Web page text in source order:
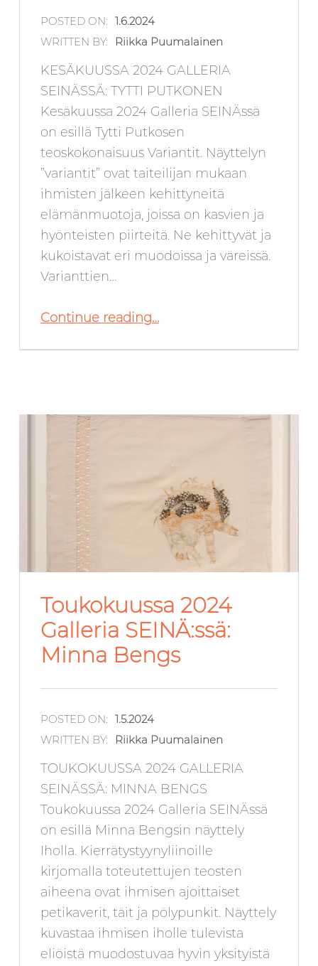
POSTED ON:
1.6.2024
WRITTEN BY:
Riikka Puumalainen
KESÄKUUSSA 2024 GALLERIA
SEINÄSSÄ: TYTTI PUTKONEN
Kesäkuussa 2024 Galleria SEINÄssä
on esillä Tytti Putkosen
teoskokonaisuus Variantit. Näyttelyn
”variantit” ovat taiteilijan mukaan
ihmisten jälkeen kehittyneitä
elämänmuotoja, joissa on kasvien ja
hyönteisten piirteitä. Ne kehittyvät ja
kukoistavat eri muodoissa ja väreissä.
Varianttien…
Continue reading“Kesäkuussa 2024 Galleria SEINÄ:ssä: Tytti Putkonen”
…
Toukokuussa 2024
Galleria SEINÄ:ssä:
Minna Bengs
POSTED ON:
1.5.2024
WRITTEN BY:
Riikka Puumalainen
TOUKOKUUSSA 2024 GALLERIA
SEINÄSSÄ: MINNA BENGS
Toukokuussa 2024 Galleria SEINÄssä
on esillä Minna Bengsin näyttely
Iholla. Kierrätystyynyliinoille
kirjomalla toteutettujen teosten
aiheena ovat ihmisen ajoittaiset
petikaverit, täit ja pölypunkit. Näyttely
kuvastaa ihmisen iholle tulevista
eliöistä muodostuvaa hyvin yksityistä